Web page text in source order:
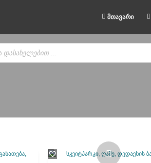
მთავარი